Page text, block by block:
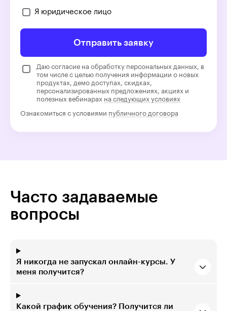
Я юридическое лицо
Отправить заявку
Даю согласие на обработку персональных данных, в
том числе с целью получения информации о новых
продуктах, демо доступах, скидках,
персонализированных предложениях, акциях и
полезных вебинарах на следующих условиях
Ознакомиться с условиями публичного договора
Часто задаваемые
вопросы
Я никогда не запускал онлайн-курсы. У
меня получится?
Какой график обучения? Получится ли